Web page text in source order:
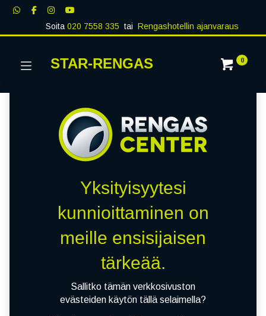
Soita020 7558 335 tai Rengashotellin ajanvaraus
STAR-RENGAS 0
Yksityisyytesi
kunnioittaminen on
meille ensisijaisen
tärkeää.
Sallitko tämän verkkosivuston
evästeiden käytön tällä selaimella?